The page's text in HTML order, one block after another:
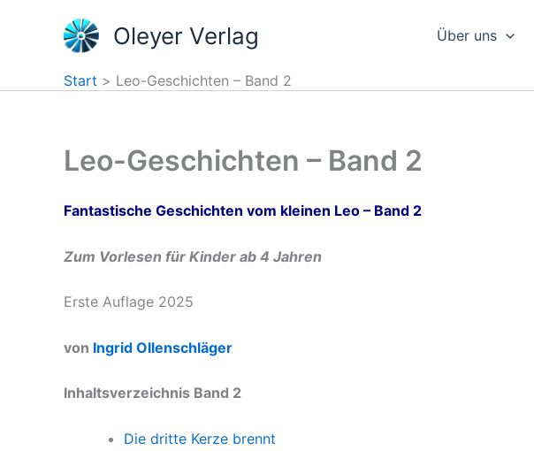
Oleyer Verlag Über uns
Start Leo-Geschichten – Band 2
Leo-Geschichten – Band 2
Fantastische Geschichten vom kleinen Leo – Band 2
Zum Vorlesen für Kinder ab 4 Jahren
Erste Auflage 2025
von Ingrid Ollenschläger
Inhaltsverzeichnis Band 2
Die dritte Kerze brennt